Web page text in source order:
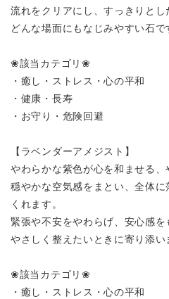
流れをクリアにし、すっきりとし
どんな場面にもなじみやすい石で
❀該当カテゴリ❀
・癒し・ストレス・心の平和
・健康・長寿
・お守り・危険回避
【ラベンダーアメジスト】
やわらかな紫色が心を和ませる、
穏やかな空気感をまとい、全体
くれます。
緊張や不安をやわらげ、安心感を
やさしく整えたいときに寄り添い
❀該当カテゴリ❀
・癒し・ストレス・心の平和